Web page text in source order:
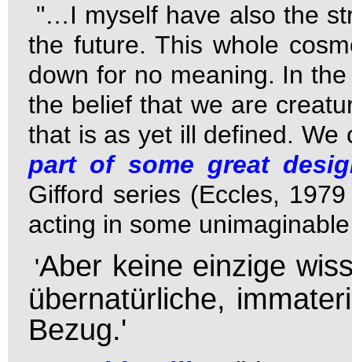
"…I myself have also the
the future. This whole
down for no meaning. In
the belief that we are
that is as yet ill defined.
part of some great
Gifford series (Eccles,
acting in some
'Aber keine einzige
übernatürliche,
Bezug.'